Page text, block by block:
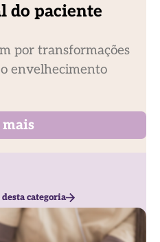
do paciente
por transformações
envelhecimento
categoria